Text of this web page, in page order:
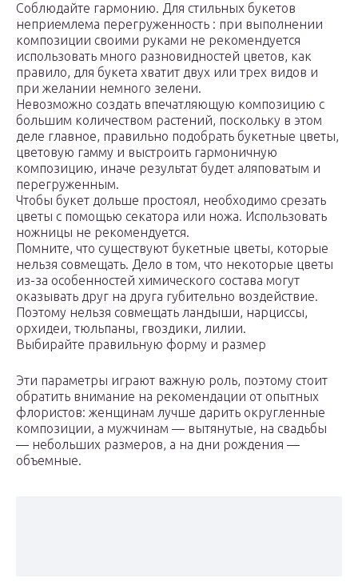
Соблюдайте гармонию. Для стильных букетов
неприемлема перегруженность : при выполнении
композиции своими руками не рекомендуется
использовать много разновидностей цветов, как
правило, для букета хватит двух или трех видов и
при желании немного зелени.
Невозможно создать впечатляющую композицию с
большим количеством растений, поскольку в этом
деле главное, правильно подобрать букетные цветы,
цветовую гамму и выстроить гармоничную
композицию, иначе результат будет аляповатым и
перегруженным.
Чтобы букет дольше простоял, необходимо срезать
цветы с помощью секатора или ножа. Использовать
ножницы не рекомендуется.
Помните, что существуют букетные цветы, которые
нельзя совмещать. Дело в том, что некоторые цветы
из-за особенностей химического состава могут
оказывать друг на друга губительно воздействие.
Поэтому нельзя совмещать ландыши, нарциссы,
орхидеи, тюльпаны, гвоздики, лилии.
Выбирайте правильную форму и размер
Эти параметры играют важную роль, поэтому стоит
обратить внимание на рекомендации от опытных
флористов: женщинам лучше дарить округленные
композиции, а мужчинам — вытянутые, на свадьбы
— небольших размеров, а на дни рождения —
объемные.